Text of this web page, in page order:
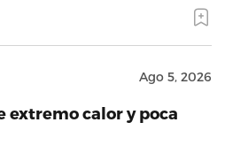
Ago 5, 2026
extremo calor y poca